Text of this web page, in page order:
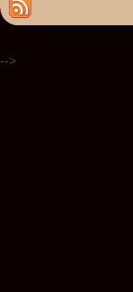
-->